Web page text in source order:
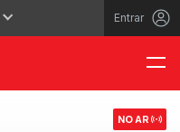
Entrar
NO AR